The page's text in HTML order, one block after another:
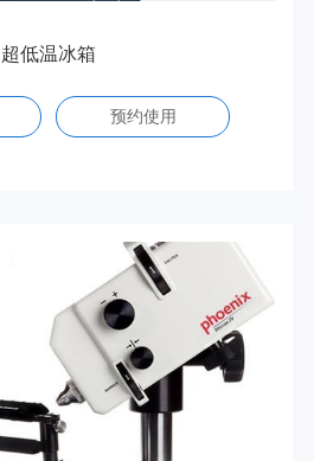
超低温冰箱
预约使用